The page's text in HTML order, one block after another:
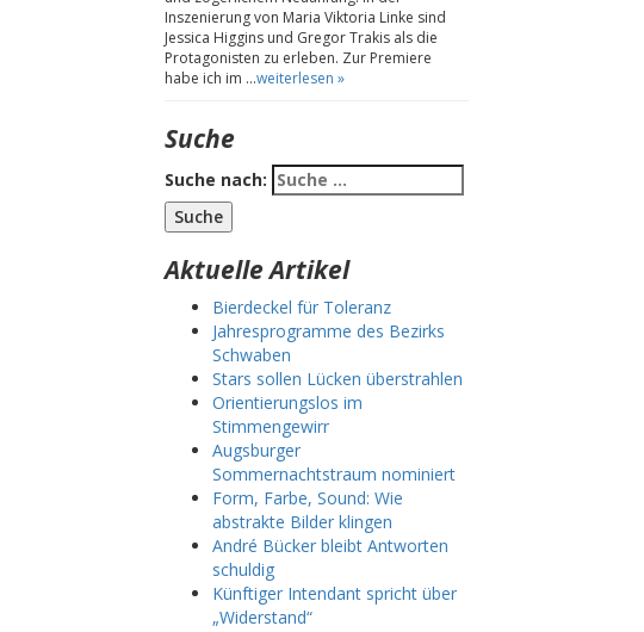
Inszenierung von Maria Viktoria Linke sind
Jessica Higgins und Gregor Trakis als die
Protagonisten zu erleben. Zur Premiere
habe ich im …weiterlesen »
Suche
Suche nach:
Aktuelle Artikel
Bierdeckel für Toleranz
Jahresprogramme des Bezirks
Schwaben
Stars sollen Lücken überstrahlen
Orientierungslos im
Stimmengewirr
Augsburger
Sommernachtstraum nominiert
Form, Farbe, Sound: Wie
abstrakte Bilder klingen
André Bücker bleibt Antworten
schuldig
Künftiger Intendant spricht über
„Widerstand“